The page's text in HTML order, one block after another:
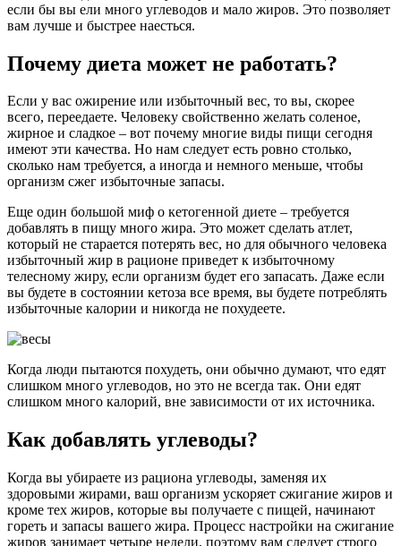
если бы вы ели много углеводов и мало жиров. Это позволяет
вам лучше и быстрее наесться.
Почему диета может не работать?
Если у вас ожирение или избыточный вес, то вы, скорее
всего, переедаете. Человеку свойственно желать соленое,
жирное и сладкое – вот почему многие виды пищи сегодня
имеют эти качества. Но нам следует есть ровно столько,
сколько нам требуется, а иногда и немного меньше, чтобы
организм сжег избыточные запасы.
Еще один большой миф о кетогенной диете – требуется
добавлять в пищу много жира. Это может сделать атлет,
который не старается потерять вес, но для обычного человека
избыточный жир в рационе приведет к избыточному
телесному жиру, если организм будет его запасать. Даже если
вы будете в состоянии кетоза все время, вы будете потреблять
избыточные калории и никогда не похудеете.
Когда люди пытаются похудеть, они обычно думают, что едят
слишком много углеводов, но это не всегда так. Они едят
слишком много калорий, вне зависимости от их источника.
Как добавлять углеводы?
Когда вы убираете из рациона углеводы, заменяя их
здоровыми жирами, ваш организм ускоряет сжигание жиров и
кроме тех жиров, которые вы получаете с пищей, начинают
гореть и запасы вашего жира. Процесс настройки на сжигание
жиров занимает четыре недели, поэтому вам следует строго